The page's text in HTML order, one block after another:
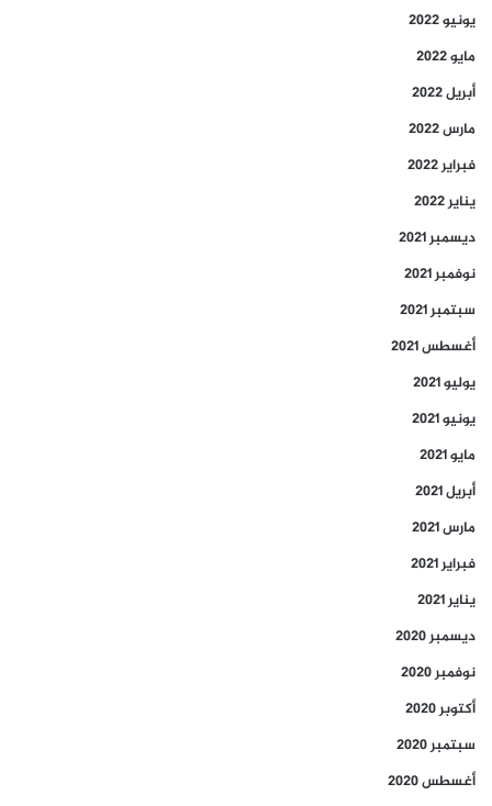
يونيو 2022
مايو 2022
أبريل 2022
مارس 2022
فبراير 2022
يناير 2022
ديسمبر 2021
نوفمبر 2021
سبتمبر 2021
أغسطس 2021
يوليو 2021
يونيو 2021
مايو 2021
أبريل 2021
مارس 2021
فبراير 2021
يناير 2021
ديسمبر 2020
نوفمبر 2020
أكتوبر 2020
سبتمبر 2020
أغسطس 2020